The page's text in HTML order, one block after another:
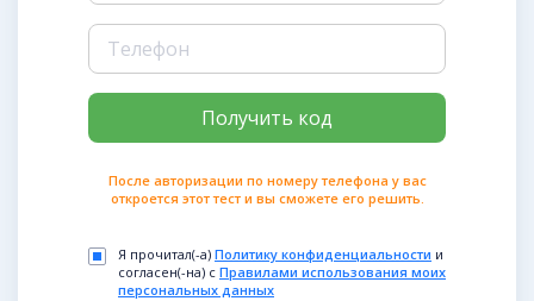
После авторизации по номеру телефона у вас
откроется этот тест и вы сможете его решить.
Я прочитал(-а) Политику конфиденциальности и
согласен(-на) с Правилами использования моих
персональных данных